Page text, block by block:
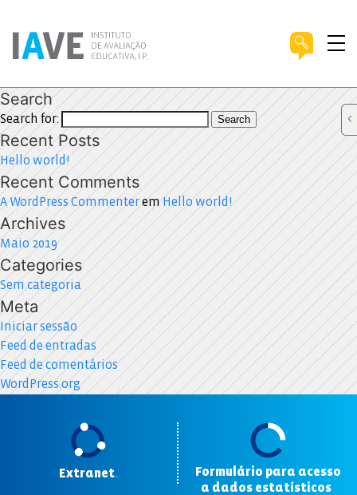
Search
Search for: Search
Recent Posts
Hello world!
Recent Comments
A WordPress Commenterem Hello world!
Archives
Maio 2019
Categories
Sem categoria
Meta
Iniciar sessão
Feed de entradas
Feed de comentários
WordPress.org
Extranet.
Formulário para acesso
a dados estatísticos